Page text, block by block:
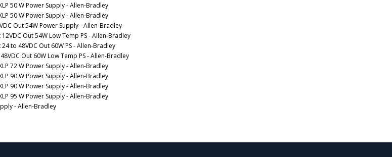
50 W Power Supply - Allen-Bradley
50 W Power Supply - Allen-Bradley
Out 54W Power Supply - Allen-Bradley
Out 54W Low Temp PS - Allen-Bradley
to 48VDC Out 60W PS - Allen-Bradley
Out 60W Low Temp PS - Allen-Bradley
72 W Power Supply - Allen-Bradley
90 W Power Supply - Allen-Bradley
90 W Power Supply - Allen-Bradley
95 W Power Supply - Allen-Bradley
- Allen-Bradley